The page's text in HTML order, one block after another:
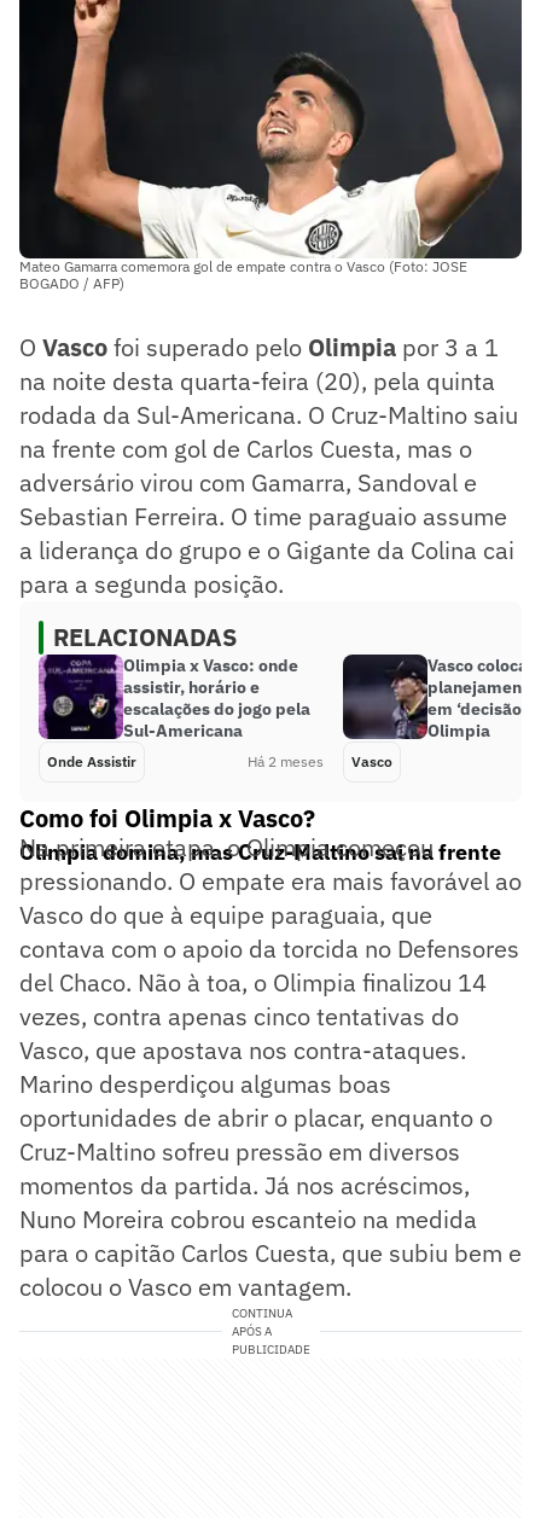
Mateo Gamarra comemora gol de empate contra o Vasco (Foto: JOSE
BOGADO / AFP)
O Vascofoi superado pelo Olimpia por 3 a 1
na noite desta quarta-feira (20), pela quinta
rodada da Sul-Americana. O Cruz-Maltino saiu
na frente com gol de Carlos Cuesta, mas o
adversário virou com Gamarra, Sandoval e
Sebastian Ferreira. O time paraguaio assume
a liderança do grupo e o Gigante da Colina cai
para a segunda posição.
RELACIONADAS
Olimpia x Vasco: onde
assistir, horário e
escalações do jogo pela
Sul-Americana
Onde Assistir Há 2 meses
Vasco coloca
em ‘decisão’
Olimpia
Vasco
Como foi Olimpia x Vasco?
Olimpia domina, mas Cruz-Maltino sai na frente
Na primeira etapa, o Olimpia começou
pressionando. O empate era mais favorável ao
Vasco do que à equipe paraguaia, que
contava com o apoio da torcida no Defensores
del Chaco. Não à toa, o Olimpia finalizou 14
vezes, contra apenas cinco tentativas do
Vasco, que apostava nos contra-ataques.
Marino desperdiçou algumas boas
oportunidades de abrir o placar, enquanto o
Cruz-Maltino sofreu pressão em diversos
momentos da partida. Já nos acréscimos,
Nuno Moreira cobrou escanteio na medida
para o capitão Carlos Cuesta, que subiu bem e
colocou o Vasco em vantagem.
CONTINUA
APÓS A
PUBLICIDADE